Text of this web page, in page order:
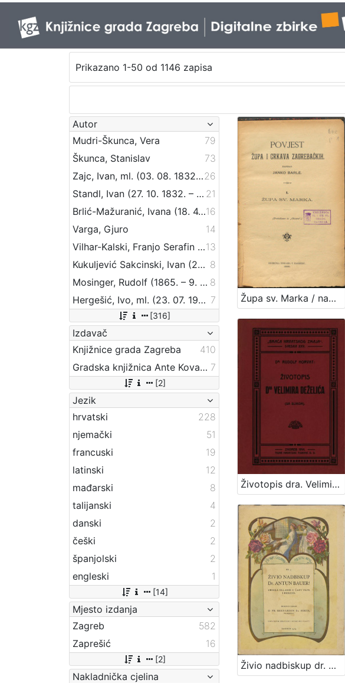
Prikazano 1-50 od 1146 zapisa
Autor
Mudri-Škunca, Vera
79
Škunca, Stanislav
73
Zajc, Ivan, ml. (03. 08. 1832. – 16. 12. 1914.)26
Standl, Ivan (27. 10. 1832. – 30. 8. 1897.) 21
Brlić-Mažuranić, Ivana (18. 4. 1874. – 21. 9. 1938.)16
Varga, Gjuro
14
Vilhar-Kalski, Franjo Serafin (5. 1. 1852. – 4. 3. 1928.)13
Kukuljević Sakcinski, Ivan (29. 5. 1816. – 1. 8. 1889.) 8
Mosinger, Rudolf (1865. – 9. 10. 1918.) 8
Hergešić, Ivo, ml. (23. 07. 1904. – 29. 12. 1977.) 7
[316]
Izdavač
Knjižnice grada Zagreba
410
Gradska knjižnica Ante Kovačića 7
[2]
Jezik
hrvatski
228
njemački
51
francuski
19
latinski
12
mađarski
8
talijanski
4
danski
2
češki
2
španjolski
2
engleski
1
[14]
Mjesto izdanja
Zagreb
582
Zaprešić
16
[2]
Nakladnička cjelina
Župa sv. Marka / napisao Janko Barle
Životopis dra. Velimira Deželića / Rudolf Horvat
Živio nadbiskup dr. Antun Bauer! : zbirka skladbi u čast pape i biskupa / priredio i izdao Bernardin Sokol